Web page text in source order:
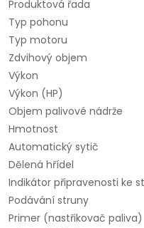
Produktová řada
Typ pohonu
Typ motoru
Zdvihový objem
Výkon
Výkon (HP)
Objem palivové nádrže
Hmotnost
Automatický sytič
Dělená hřídel
Indikátor připravenosti ke
Podávání struny
Primer (nastřikovač paliva)